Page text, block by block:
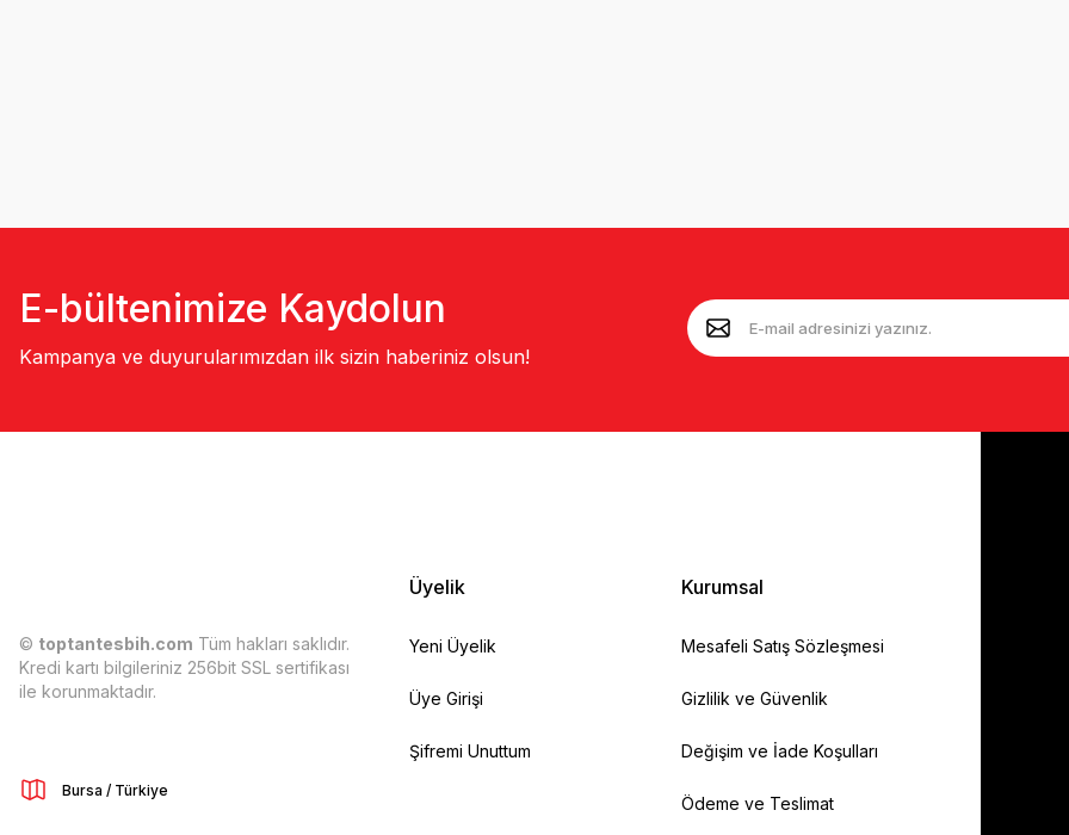
E-bültenimize Kaydolun
Kampanya ve duyurularımızdan ilk sizin haberiniz olsun!
© toptantesbih.com Tüm hakları saklıdır.
Kredi kartı bilgileriniz 256bit SSL sertifikası
ile korunmaktadır.
Bursa / Türkiye
Üyelik
Yeni Üyelik
Üye Girişi
Şifremi Unuttum
Kurumsal
Mesafeli Satış Sözleşmesi
Gizlilik ve Güvenlik
Değişim ve İade Koşulları
Ödeme ve Teslimat